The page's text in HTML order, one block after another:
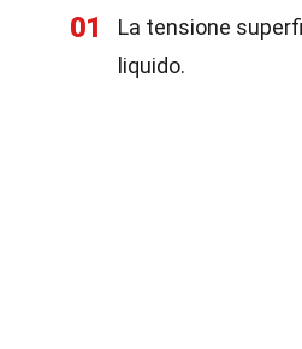
01 La tensione
liquido.